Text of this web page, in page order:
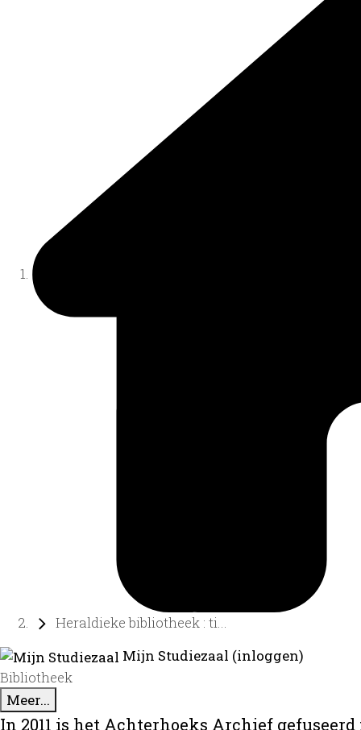
Heraldieke bibliotheek : ti...
Mijn Studiezaal (inloggen)
Bibliotheek
Meer...
In 2011 is het Achterhoeks Archief